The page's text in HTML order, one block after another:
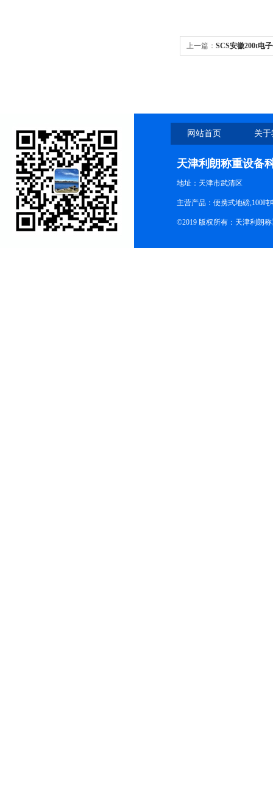
上一篇： SCS安徽200t电
网站首页 关
天津利朗称重设备
地址：天津市武清区
主营产品：便携式地磅,100
©2019 版权所有：天津利朗